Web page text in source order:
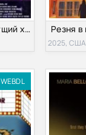
Грайндхаус: Ползущий хаос (2025)
2025, США
WEBDL